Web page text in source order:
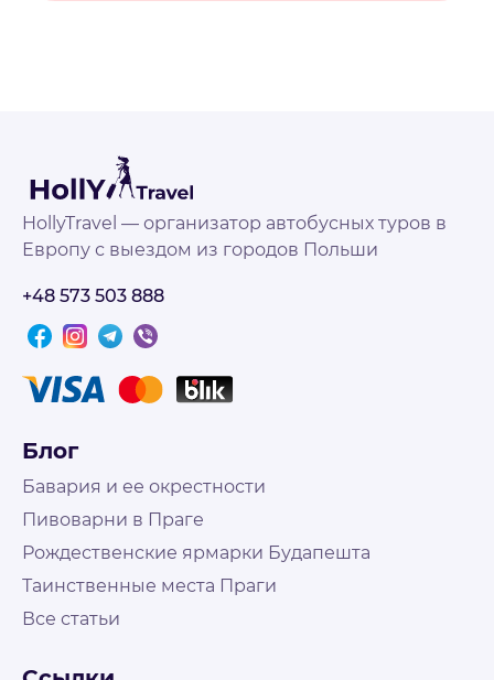
Свяжитесь с нами и наш менеджер поможет
HollyTravel — организатор автобусных туров в
Европу с выездом из городов Польши
+48 573 503 888
Блог
Бавария и ее окрестности
Пивоварни в Праге
Рождественские ярмарки Будапешта
Таинственные места Праги
Все статьи